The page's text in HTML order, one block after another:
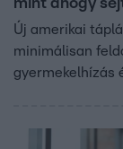
mint ahogy
Új amerikai
minimálisan
gyermekelhízás